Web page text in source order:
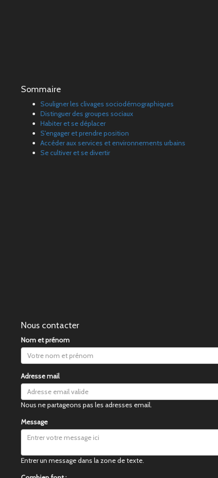
Sommaire
Souligner les clivages sociodémographiques
Distinguer des groupes sociaux
Habiter et se déplacer
S'engager et prendre position
Accéder aux services et environnements urbains
Se cultiver et se divertir
Nous contacter
Nom et prénom
Adresse mail
Nous ne partageons pas les adresses email.
Message
Entrer un message dans la zone de texte.